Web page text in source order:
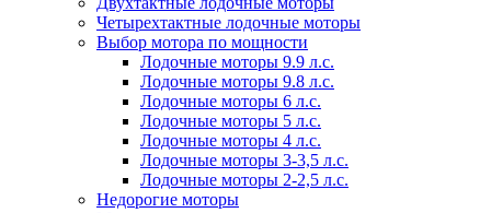
Четырехтактные лодочные моторы
Выбор мотора по мощности
Лодочные моторы 9.9 л.с.
Лодочные моторы 9.8 л.с.
Лодочные моторы 6 л.с.
Лодочные моторы 5 л.с.
Лодочные моторы 4 л.с.
Лодочные моторы 3-3,5 л.с.
Лодочные моторы 2-2,5 л.с.
Недорогие моторы